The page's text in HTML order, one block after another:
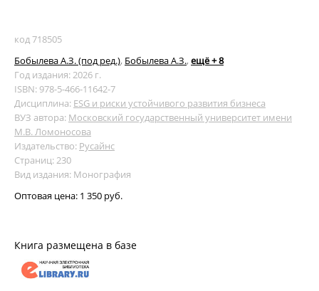
код 718505
Бобылева А.З. (под ред.), Бобылева А.З., ещё + 8
Год издания: 2026 г.
ISBN: 978-5-466-11642-7
Дисциплина: ESG и риски устойчивого развития бизнеса
ВУЗ автора: Московский государственный университет имени
М.В. Ломоносова
Издательство: Русайнс
Страниц: 230
Вид издания: Монография
Оптовая цена: 1 350 руб.
Книга размещена в базе